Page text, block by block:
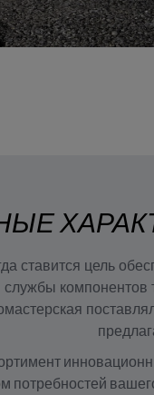
ставится цель
службы компонентов
потребностей